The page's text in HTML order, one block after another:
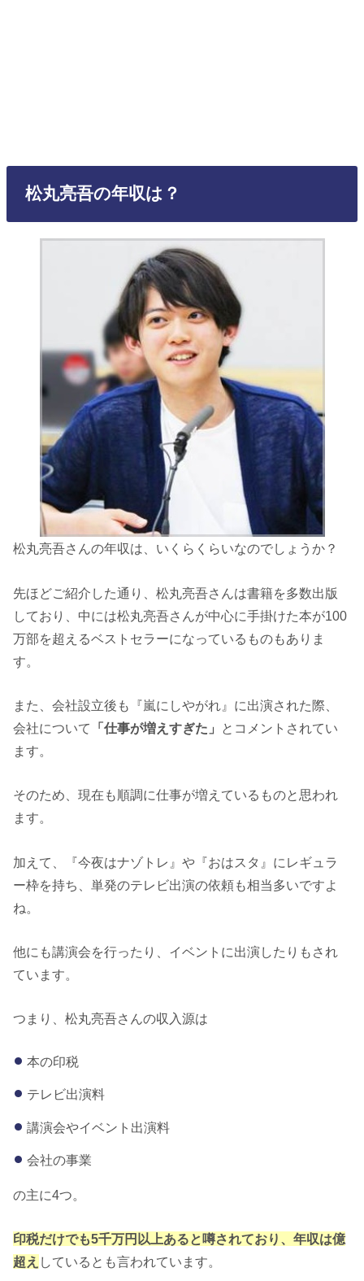
松丸亮吾の年収は？
松丸亮吾さんの年収は、いくらくらいなのでしょうか？
先ほどご紹介した通り、松丸亮吾さんは書籍を多数出版
しており、中には松丸亮吾さんが中心に手掛けた本が100
万部を超えるベストセラーになっているものもありま
す。
また、会社設立後も『嵐にしやがれ』に出演された際、
会社について
「仕事が増えすぎた」 とコメントされてい
ます。
そのため、現在も順調に仕事が増えているものと思われ
ます。
加えて、『今夜はナゾトレ』や『おはスタ』にレギュラ
ー枠を持ち、単発のテレビ出演の依頼も相当多いですよ
ね。
他にも講演会を行ったり、イベントに出演したりもされ
ています。
つまり、松丸亮吾さんの収入源は
本の印税
テレビ出演料
講演会やイベント出演料
会社の事業
の主に4つ。
印税だけでも5千万円以上あると噂されており、年収は億
超え しているとも言われています。